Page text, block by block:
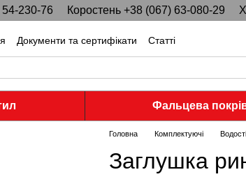
54-230-76 Коростень +38 (067) 63-080-29
Документи та сертифікати Статті
Фальцева
Головна Комплектуючі
Заглушка